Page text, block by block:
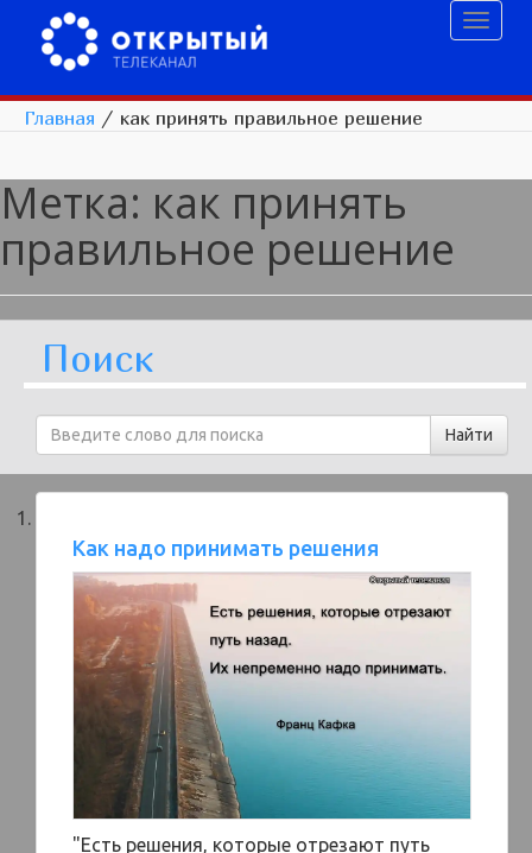
Главная / как принять правильное решение
Метка: как принять
правильное решение
Поиск
Как надо принимать решения
"Есть решения, которые отрезают путь